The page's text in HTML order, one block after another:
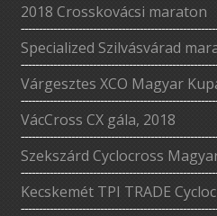
2018 Crosskovácsi maraton
Specialized Szilvásvárad
Várgesztes XCO Magyar
VácCross CX gála, 2018
Szekszárd Cyclocross
Kecskemét TPI TRADE